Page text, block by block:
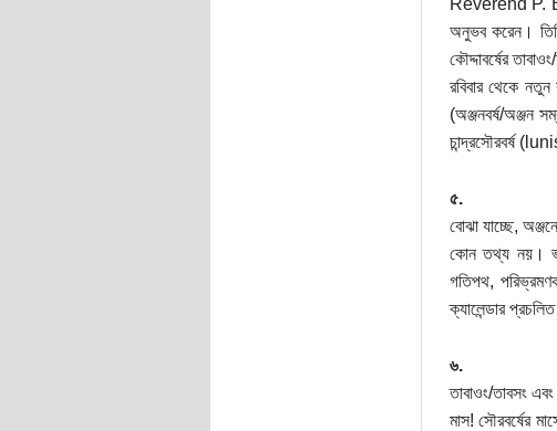
Reverend P.
অনুভব করেন।
কৌদ্দাবর্ষের
রবিবার থেকে
(অঞ্জনবর্ষ/অঞ্জন
চান্দ্রসৌরবর্ষ
৫.
বোঝা যাচ্ছে,
কোন তথ্য নয়।
গতিপথ,
ক্যালেন্ডার
৬.
তাবাওং/তাবসং
মাস! সৌরবর্ষের